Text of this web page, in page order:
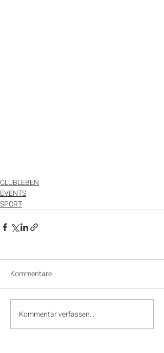
CLUBLEBEN
EVENTS
SPORT
Kommentare
Kommentar verfassen...